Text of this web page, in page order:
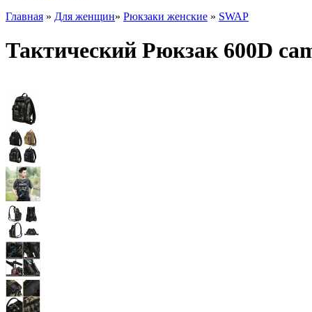
Главная » Для женщин» Рюкзаки женские » SWAP
Тактический Рюкзак 600D